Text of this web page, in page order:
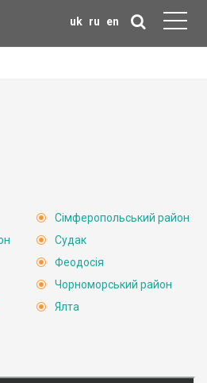
uk ru en
Сімферопольський район
Судак
Феодосія
Чорноморський район
Ялта